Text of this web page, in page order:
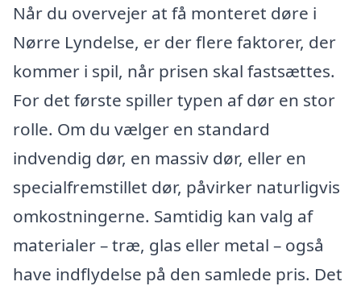
Når du overvejer at få monteret døre i
Nørre Lyndelse, er der flere faktorer, der
kommer i spil, når prisen skal fastsættes.
For det første spiller typen af dør en stor
rolle. Om du vælger en standard
indvendig dør, en massiv dør, eller en
specialfremstillet dør, påvirker naturligvis
omkostningerne. Samtidig kan valg af
materialer – træ, glas eller metal – også
have indflydelse på den samlede pris. Det